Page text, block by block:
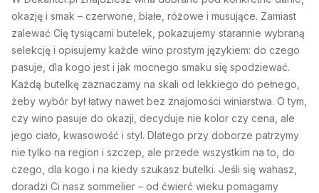
okazję i smak – czerwone, białe, różowe i musujące. Zamiast
zalewać Cię tysiącami butelek, pokazujemy starannie wybraną
selekcję i opisujemy każde wino prostym językiem: do czego
pasuje, dla kogo jest i jak mocnego smaku się spodziewać.
Każdą butelkę zaznaczamy na skali od lekkiego do pełnego,
żeby wybór był łatwy nawet bez znajomości winiarstwa. O tym,
czy wino pasuje do okazji, decyduje nie kolor czy cena, ale
jego ciało, kwasowość i styl. Dlatego przy doborze patrzymy
nie tylko na region i szczep, ale przede wszystkim na to, do
czego, dla kogo i na kiedy szukasz butelki. Jeśli się wahasz,
doradzi Ci nasz sommelier – od ćwierć wieku pomagamy